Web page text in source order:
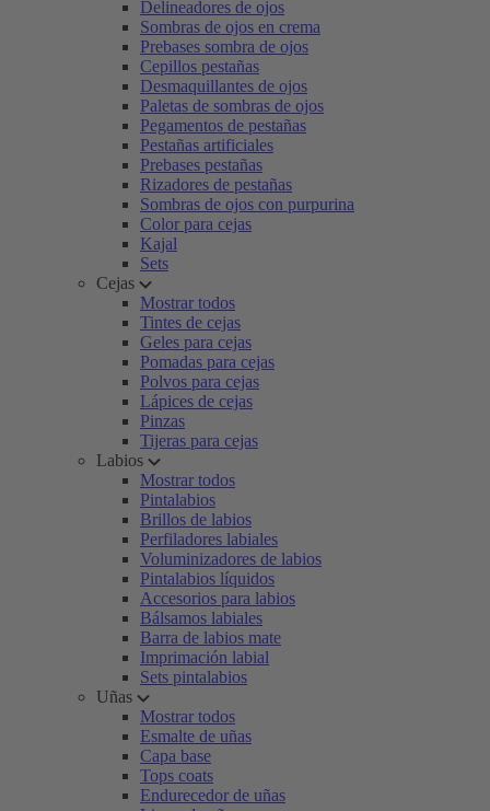
Delineadores de ojos
Sombras de ojos en crema
Prebases sombra de ojos
Cepillos pestañas
Desmaquillantes de ojos
Paletas de sombras de ojos
Pegamentos de pestañas
Pestañas artificiales
Prebases pestañas
Rizadores de pestañas
Sombras de ojos con purpurina
Color para cejas
Kajal
Sets
Cejas
Mostrar todos
Tintes de cejas
Geles para cejas
Pomadas para cejas
Polvos para cejas
Lápices de cejas
Pinzas
Tijeras para cejas
Labios
Mostrar todos
Pintalabios
Brillos de labios
Perfiladores labiales
Voluminizadores de labios
Pintalabios líquidos
Accesorios para labios
Bálsamos labiales
Barra de labios mate
Imprimación labial
Sets pintalabios
Uñas
Mostrar todos
Esmalte de uñas
Capa base
Tops coats
Endurecedor de uñas